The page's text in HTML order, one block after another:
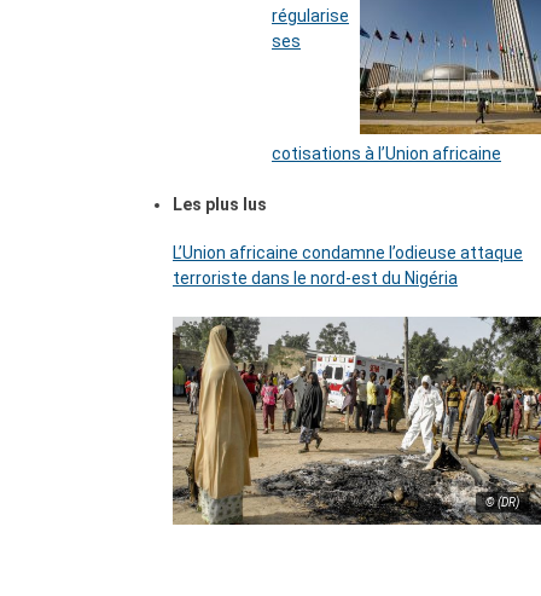
régularise
ses
cotisations à l’Union africaine
Les plus lus
L’Union africaine condamne l’odieuse attaque
terroriste dans le nord-est du Nigéria
© (DR)